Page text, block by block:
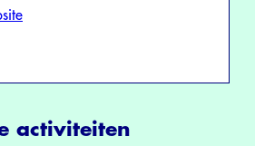
activiteiten